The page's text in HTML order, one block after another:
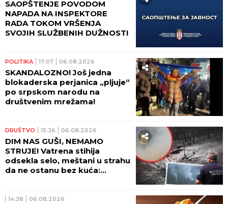
SAOPŠTENJE POVODOM
NAPADA NA INSPEKTORE
RADA TOKOM VRŠENJA
SVOJIH SLUŽBENIH DUŽNOSTI
POLITIKA 17:07 06.08.2026
SKANDALOZNO! Još jedna
blokaderska perjanica „pljuje“
po srpskom narodu na
društvenim mrežama!
DRUŠTVO 15:36 06.08.2026
DIM NAS GUŠI, NEMAMO
STRUJE! Vatrena stihija
odsekla selo, meštani u strahu
da ne ostanu bez kuća:
14:38 06.08.2026